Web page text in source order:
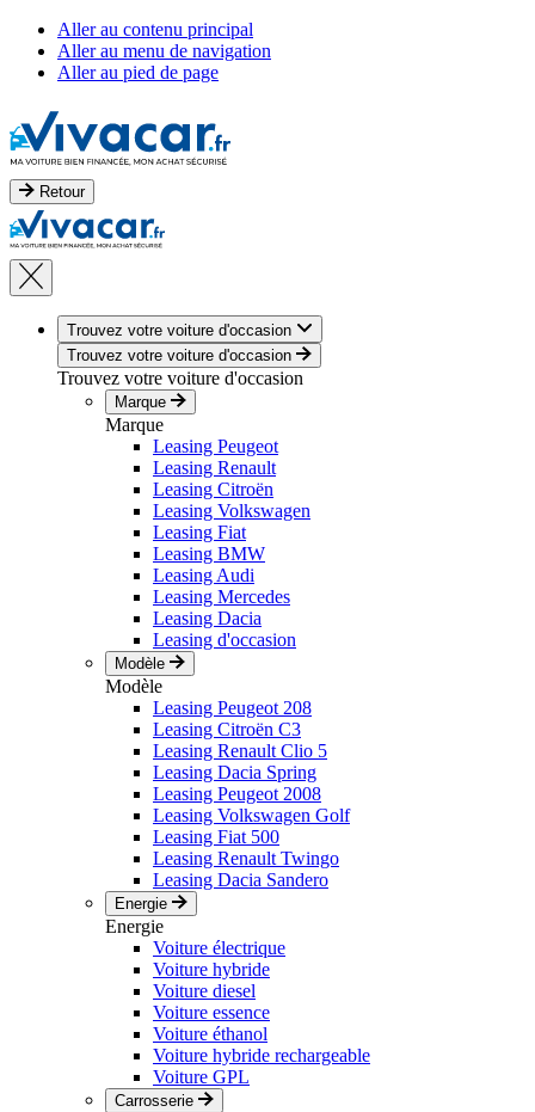
Aller au contenu principal
Aller au menu de navigation
Aller au pied de page
Retour
Trouvez votre voiture d'occasion
Trouvez votre voiture d'occasion
Trouvez votre voiture d'occasion
Marque
Marque
Leasing Peugeot
Leasing Renault
Leasing Citroën
Leasing Volkswagen
Leasing Fiat
Leasing BMW
Leasing Audi
Leasing Mercedes
Leasing Dacia
Leasing d'occasion
Modèle
Modèle
Leasing Peugeot 208
Leasing Citroën C3
Leasing Renault Clio 5
Leasing Dacia Spring
Leasing Peugeot 2008
Leasing Volkswagen Golf
Leasing Fiat 500
Leasing Renault Twingo
Leasing Dacia Sandero
Energie
Energie
Voiture électrique
Voiture hybride
Voiture diesel
Voiture essence
Voiture éthanol
Voiture hybride rechargeable
Voiture GPL
Carrosserie